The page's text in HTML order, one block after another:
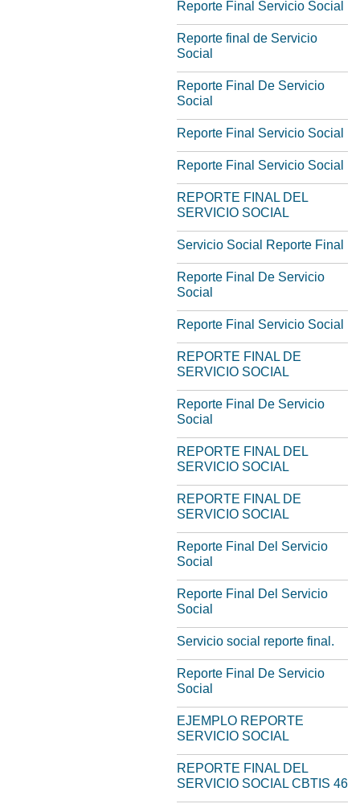
Reporte Final Servicio Social
Reporte final de Servicio
Social
Reporte Final De Servicio
Social
Reporte Final Servicio Social
Reporte Final Servicio Social
REPORTE FINAL DEL
SERVICIO SOCIAL
Servicio Social Reporte Final
Reporte Final De Servicio
Social
Reporte Final Servicio Social
REPORTE FINAL DE
SERVICIO SOCIAL
Reporte Final De Servicio
Social
REPORTE FINAL DEL
SERVICIO SOCIAL
REPORTE FINAL DE
SERVICIO SOCIAL
Reporte Final Del Servicio
Social
Reporte Final Del Servicio
Social
Servicio social reporte final.
Reporte Final De Servicio
Social
EJEMPLO REPORTE
SERVICIO SOCIAL
REPORTE FINAL DEL
SERVICIO SOCIAL CBTIS 46